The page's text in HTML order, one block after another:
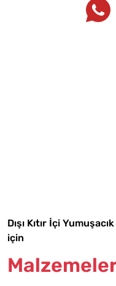
Dışı Kıtır İçi
için